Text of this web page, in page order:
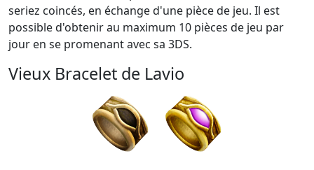
seriez coincés, en échange d'une pièce de jeu. Il est
possible d'obtenir au maximum 10 pièces de jeu par
jour en se promenant avec sa 3DS.
Vieux Bracelet de Lavio